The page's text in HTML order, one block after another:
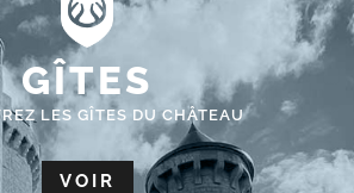
GÎTES
LES GÎTES DU CHÂTEAU
VOIR